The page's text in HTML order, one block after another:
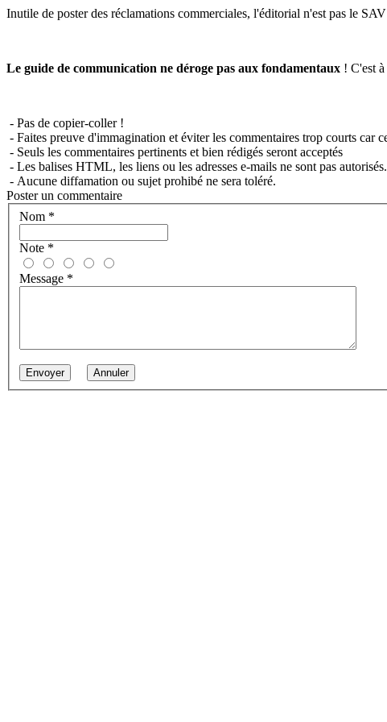
Inutile de poster des réclamations commerciales, l'éditorial n'est pas le SAV
Le guide de communication ne déroge pas aux fondamentaux ! C'est
- Pas de copier-coller !
- Faites preuve d'immagination et éviter les commentaires trop courts car
- Seuls les commentaires pertinents et bien rédigés seront acceptés
- Les balises HTML, les liens ou les adresses e-mails ne sont pas autorisés.
- Aucune diffamation ou sujet prohibé ne sera toléré.
Poster un commentaire
Nom *
Note *
Message *